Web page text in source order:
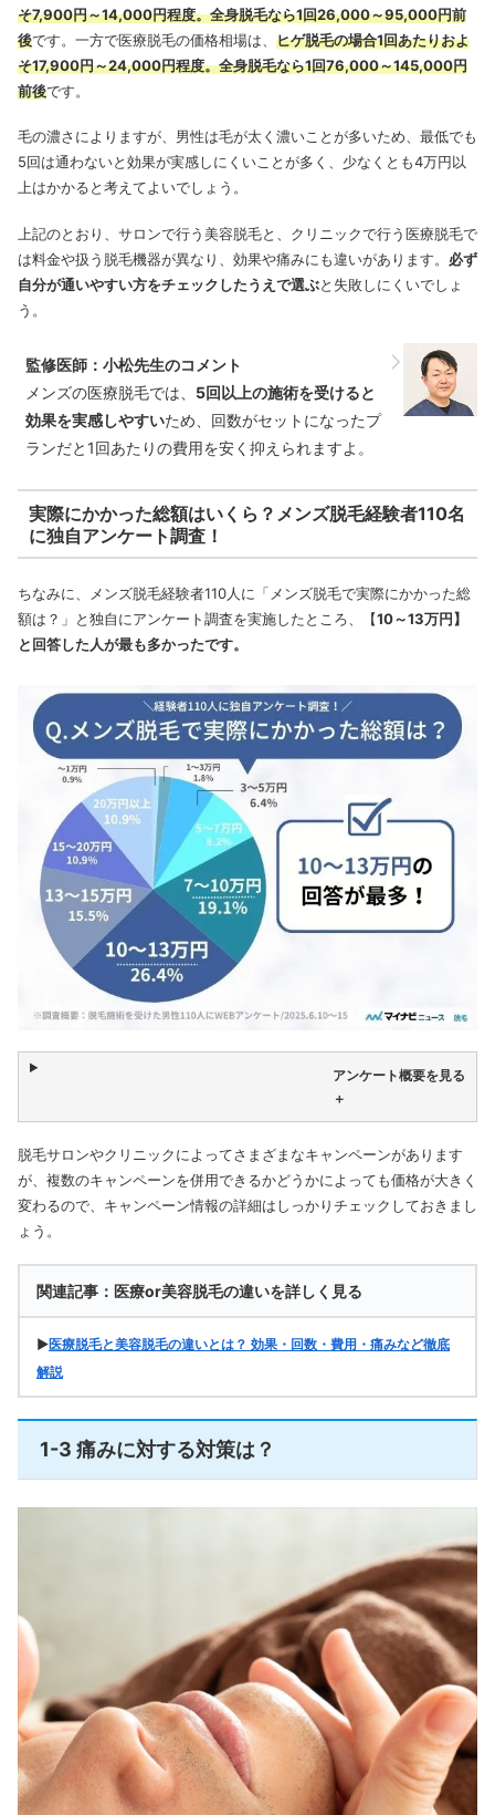
そ7,900円～14,000円程度。全身脱毛なら1回26,000～95,000円前
後です。一方で医療脱毛の価格相場は、 ヒゲ脱毛の場合1回あたりおよ
そ17,900円～24,000円程度。全身脱毛なら1回76,000～145,000円
前後です。
毛の濃さによりますが、男性は毛が太く濃いことが多いため、最低でも
5回は通わないと効果が実感しにくいことが多く、少なくとも4万円以
上はかかると考えてよいでしょう。
上記のとおり、サロンで行う美容脱毛と、クリニックで行う医療脱毛で
は料金や扱う脱毛機器が異なり、効果や痛みにも違いがあります。 必ず
自分が通いやすい方をチェックしたうえで選ぶと失敗しにくいでしょ
う。
監修医師：小松先生のコメント
メンズの医療脱毛では、 5回以上の施術を受けると
効果を実感しやすいため、回数がセットになったプ
ランだと1回あたりの費用を安く抑えられますよ。
実際にかかった総額はいくら？メンズ脱毛経験者110名
に独自アンケート調査！
ちなみに、メンズ脱毛経験者110人に「メンズ脱毛で実際にかかった総
額は？」と独自にアンケート調査を実施したところ、【10～13万円】
と回答した人が最も多かったです。
アンケート概要を見る
＋
脱毛サロンやクリニックによってさまざまなキャンペーンがあります
が、複数のキャンペーンを併用できるかどうかによっても価格が大きく
変わるので、キャンペーン情報の詳細はしっかりチェックしておきまし
ょう。
関連記事：医療or美容脱毛の違いを詳しく見る
▶医療脱毛と美容脱毛の違いとは？ 効果・回数・費用・痛みなど徹底
解説
1-3 痛みに対する対策は？